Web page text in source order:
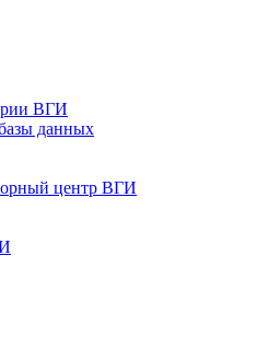
ВГИ
данных
центр ВГИ